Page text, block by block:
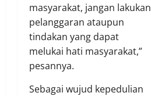
masyarakat, jangan lakukan
pelanggaran ataupun
tindakan yang dapat
melukai hati masyarakat,”
pesannya.
Sebagai wujud kepedulian